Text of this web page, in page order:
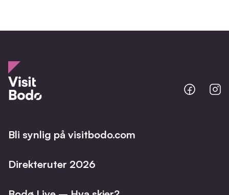
Bodo
@
Bli synlig på visitbodo.com
Direkteruter 2026